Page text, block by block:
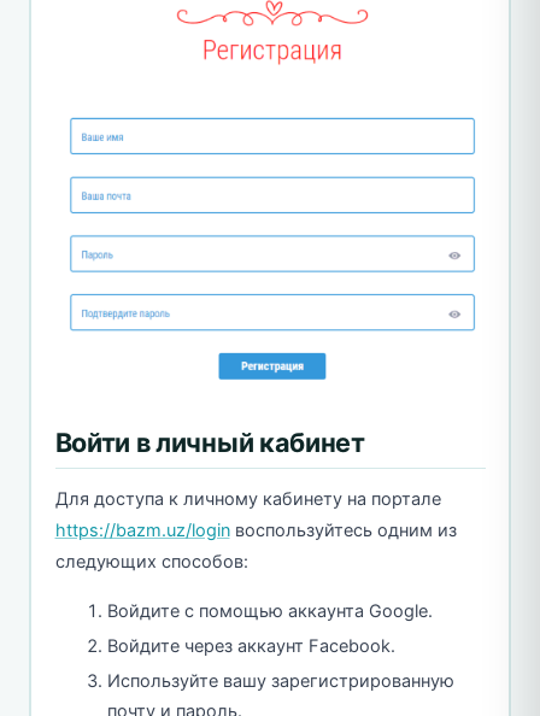
Войти в личный кабинет
Для доступа к личному кабинету на портале
https://bazm.uz/loginвоспользуйтесь одним из
следующих способов:
Войдите с помощью аккаунта Google.
Войдите через аккаунт Facebook.
Используйте вашу зарегистрированную
почту и пароль.